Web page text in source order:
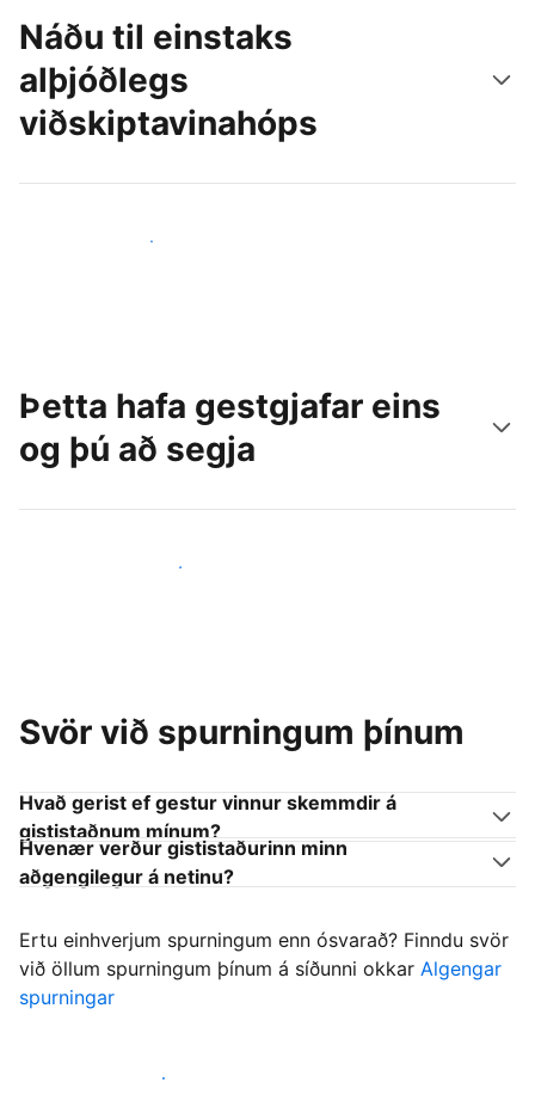
Náðu til einstaks
alþjóðlegs
viðskiptavinahóps
Náðu til nýrra gesta í dag
Þetta hafa gestgjafar eins
og þú að segja
Ganga til liðs við aðra gestgjafa
Svör við spurningum þínum
Hvað gerist ef gestur vinnur skemmdir á
gististaðnum mínum?
Hvenær verður gististaðurinn minn
aðgengilegur á netinu?
Ertu einhverjum spurningum enn ósvarað? Finndu svör
við öllum spurningum þínum á síðunni okkar Algengar
spurningar
Byrja að taka á móti gestum